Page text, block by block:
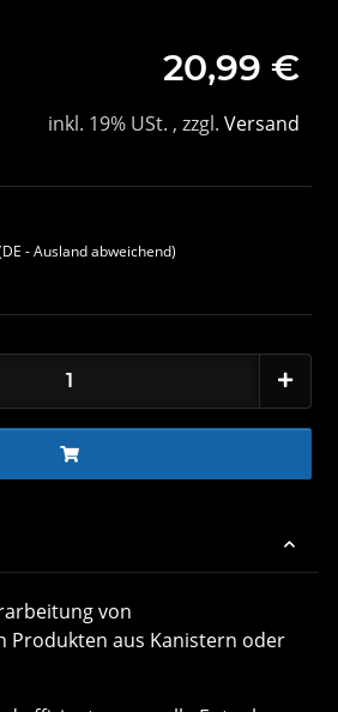
20,99 €
inkl. 19% USt. , zzgl. Versand
- Ausland abweichend)
von
Produkten aus Kanistern oder